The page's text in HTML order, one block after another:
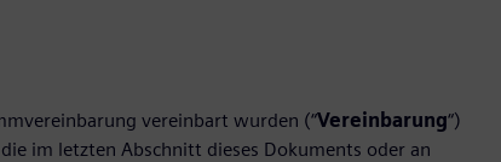
vereinbart wurden (“Vereinbarung“)
im letzten Abschnitt dieses Dokuments oder an